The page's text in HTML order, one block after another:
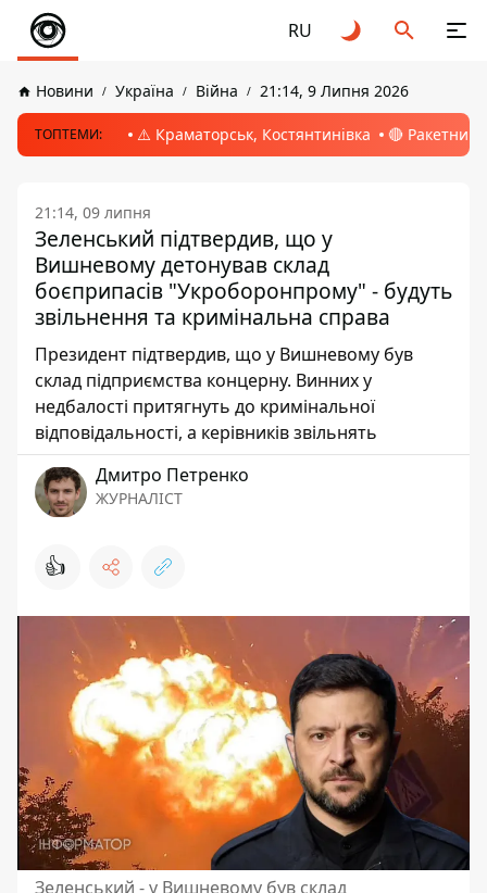
RU
Новини Україна Війна 21:14, 9 Липня 2026
ТОПТЕМИ: ⚠️ Краматорськ, Костянтинівка 🔴 Ракетний
21:14, 09 липня
Зеленський підтвердив, що у
Вишневому детонував склад
боєприпасів "Укроборонпрому" - будуть
звільнення та кримінальна справа
Президент підтвердив, що у Вишневому був
склад підприємства концерну. Винних у
недбалості притягнуть до кримінальної
відповідальності, а керівників звільнять
Дмитро Петренко
ЖУРНАЛІСТ
👍
Зеленський - у Вишневому був склад